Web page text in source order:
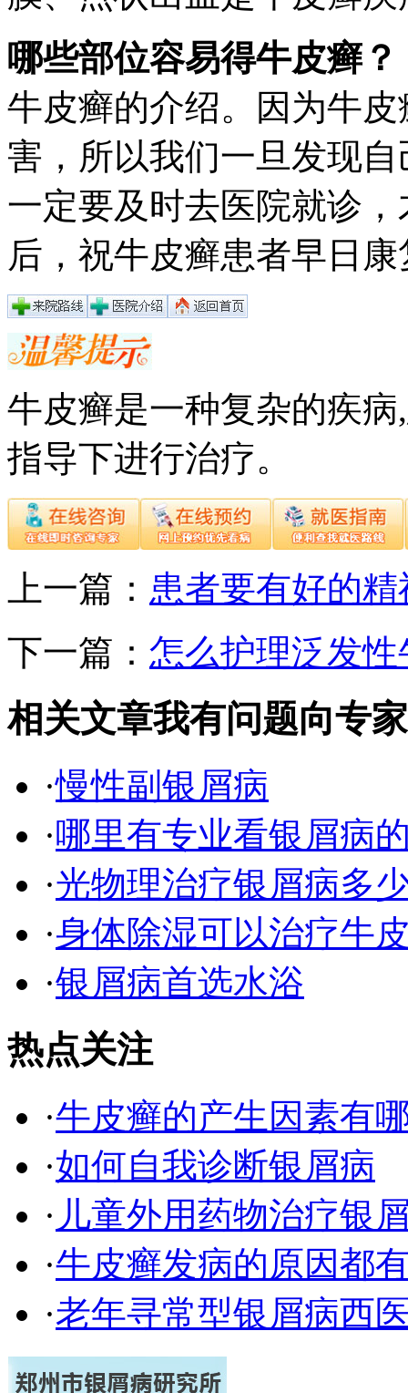
哪些部位容易得牛皮癣？
牛皮癣的介绍。因为牛
害，所以我们一旦发现
一定要及时去医院就诊
后，祝牛皮癣患者早日康
牛皮癣是一种复杂的疾
指导下进行治疗。
上一篇： 患者要有好的
下一篇： 怎么护理泛发性
相关文章我有问题向专
·慢性副银屑病
·哪里有专业看银屑病
·光物理治疗银屑病多
·身体除湿可以治疗牛
·银屑病首选水浴
热点关注
·牛皮癣的产生因素有
·如何自我诊断银屑病
· 儿童外用药物治疗银
·牛皮癣发病的原因都
·老年寻常型银屑病西